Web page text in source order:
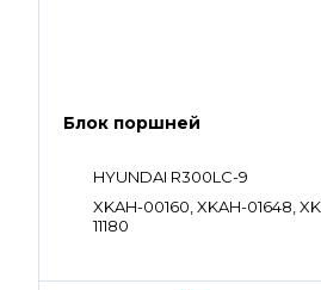
Блок поршней
HYUNDAI R300LC-9
XKAH-00160, XKAH-01648,
11180